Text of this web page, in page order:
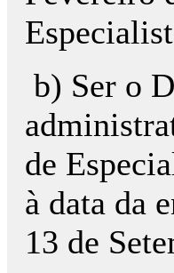
b) Ser o
de
à data da
13 de